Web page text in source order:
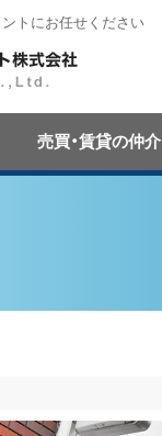
ントにお任せください
売買・賃貸の仲介